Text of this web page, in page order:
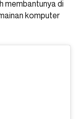
membantunya di
komputer